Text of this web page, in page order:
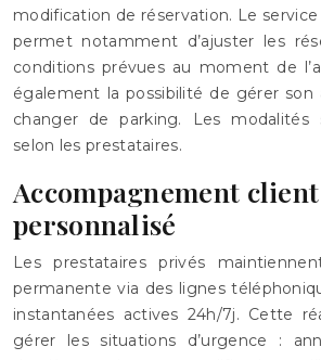
modification de réservation. Le
permet notamment d’ajuster les
conditions prévues au moment de
également la possibilité de gérer
changer de parking. Les modalités
selon les prestataires.
Accompagnement
personnalisé
Les prestataires privés
permanente via des lignes
instantanées actives 24h/7j. Cette
gérer les situations d’urgence :